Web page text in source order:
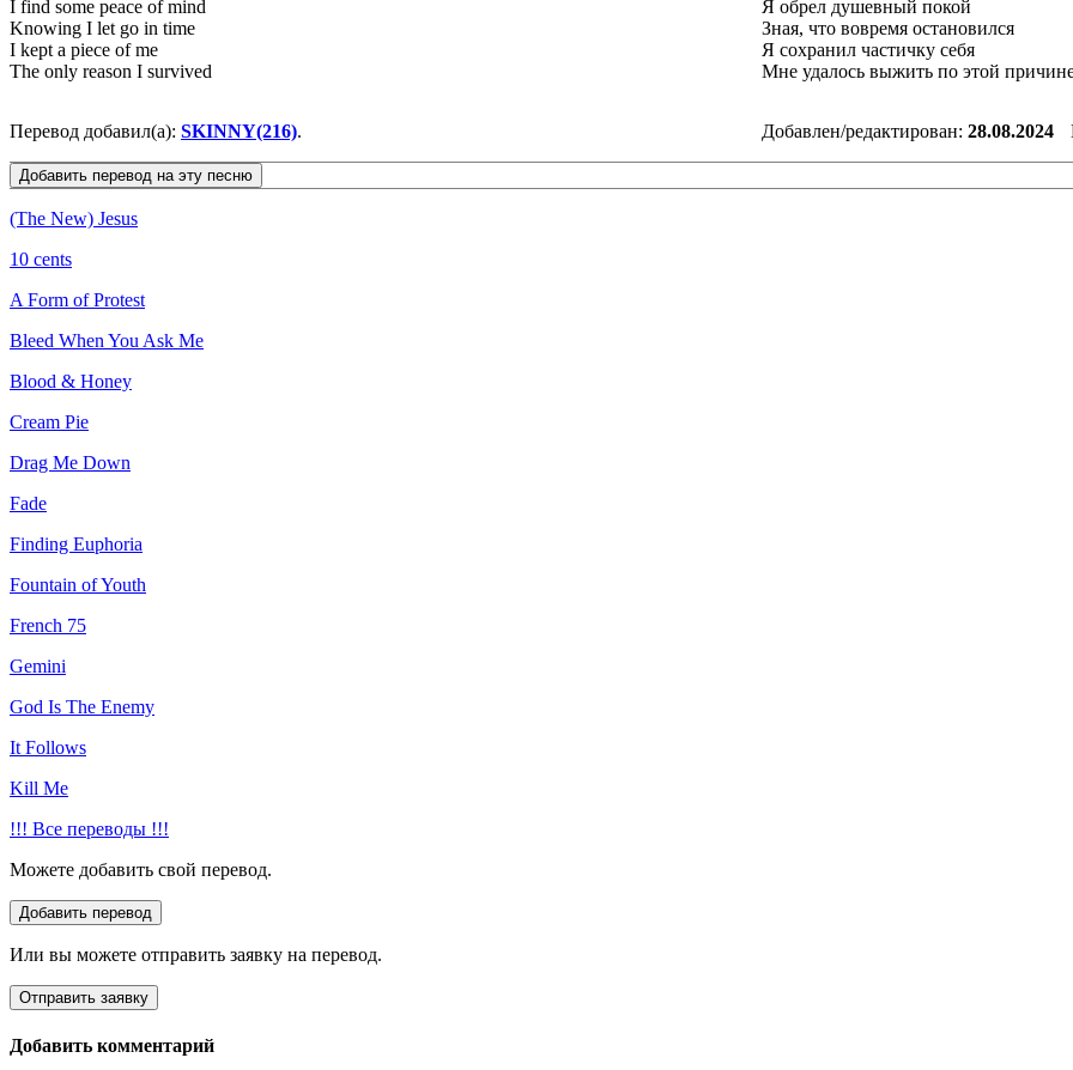
I find some peace of mind
Knowing I let go in time
I kept a piece of me
The only reason I survived
Я обрел душевный покой
Зная, что вовремя остановился
Я сохранил частичку себя
Мне удалось выжить по этой
Перевод добавил(а): SKINNY(216). Добавлен/редактирован: 28.08.2024
(The New) Jesus
10 cents
A Form of Protest
Bleed When You Ask Me
Blood & Honey
Cream Pie
Drag Me Down
Fade
Finding Euphoria
Fountain of Youth
French 75
Gemini
God Is The Enemy
It Follows
Kill Me
!!! Все переводы !!!
Можете добавить свой перевод.
Или вы можете отправить заявку на перевод.
Добавить комментарий